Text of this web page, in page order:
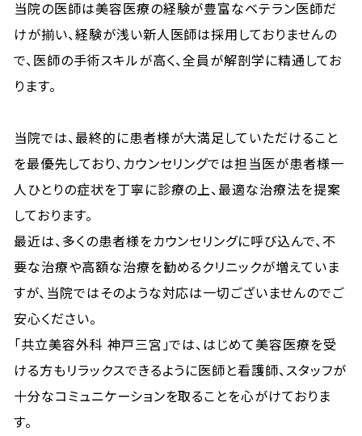
当院の医師は美容医療の経験が豊富なベテラン医師だ
けが揃い、経験が浅い新人医師は採用しておりませんの
で、医師の手術スキルが高く、全員が解剖学に精通してお
ります。
当院では、最終的に患者様が大満足していただけること
を最優先しており、カウンセリングでは担当医が患者様一
人ひとりの症状を丁寧に診療の上、最適な治療法を提案
しております。
最近は、多くの患者様をカウンセリングに呼び込んで、不
要な治療や高額な治療を勧めるクリニックが増えていま
すが、当院ではそのような対応は一切ございませんのでご
安心ください。
「共立美容外科 神戸三宮」では、はじめて美容医療を受
ける方もリラックスできるように医師と看護師、スタッフが
十分なコミュニケーションを取ることを心がけておりま
す。